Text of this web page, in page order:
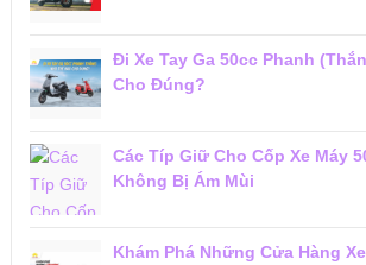
Đi Xe Tay Ga 50cc Phanh
Cho Đúng?
Các Típ Giữ Cho Cốp Xe Máy
Không Bị Ám Mùi
Khám Phá Những Cửa Hàng